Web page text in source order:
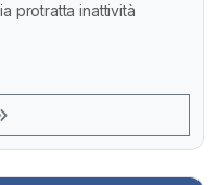
protratta inattività